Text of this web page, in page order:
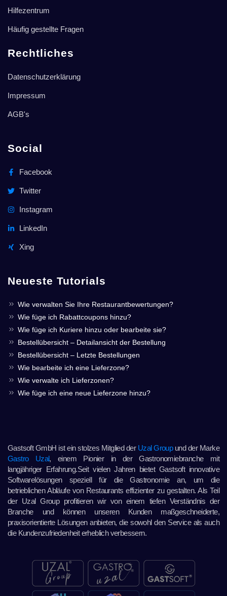
Hilfezentrum
Häufig gestellte Fragen
Rechtliches
Datenschutzerklärung
Impressum
AGB's
Social
Facebook
Twitter
Instagram
LinkedIn
Xing
Neueste Tutorials
Wie verwalten Sie Ihre Restaurantbewertungen?
Wie füge ich Rabattcoupons hinzu?
Wie füge ich Kuriere hinzu oder bearbeite sie?
Bestellübersicht – Detailansicht der Bestellung
Bestellübersicht – Letzte Bestellungen
Wie bearbeite ich eine Lieferzone?
Wie verwalte ich Lieferzonen?
Wie füge ich eine neue Lieferzone hinzu?
Gastsoft GmbH ist ein stolzes Mitglied der Uzal Groupund der Marke
Gastro Uzal, einem Pionier in der Gastronomiebranche mit
langjähriger Erfahrung.Seit vielen Jahren bietet Gastsoft innovative
Softwarelösungen speziell für die Gastronomie an, um die
betrieblichen Abläufe von Restaurants effizienter zu gestalten. Als Teil
der Uzal Group profitieren wir von einem tiefen Verständnis der
Branche und können unseren Kunden maßgeschneiderte,
praxisorientierte Lösungen anbieten, die sowohl den Service als auch
die Kundenzufriedenheit erheblich verbessern.